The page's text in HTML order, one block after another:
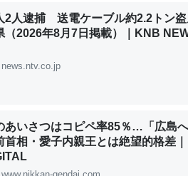
【研究発表】昆虫学の大問題＝「昆虫はなぜ海
無くしてナメクジになったり努力してる
【研究発表】昆虫学の大問題＝「昆虫はなぜ
2人逮捕 送電ケーブル約2.2トン
2026年8月7日掲載）｜KNB
news.ntv.co.jp
あいさつはコピペ率85％…「広島
首相・愛子内親王とは絶望的格差